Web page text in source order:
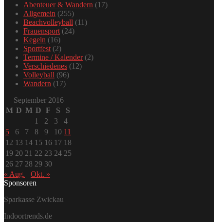
Abenteuer & Wandern (17)
Allgemein (255)
Beachvolleyball (11)
Frauensport (24)
Kegeln (16)
Sportfest (2)
Termine / Kalender(2)
Verschiedenes (12)
Volleyball (96)
Wandern (17)
September 2016
M D M D F S
S
1
2 3
4
5
6 7 8 9 10 11
12 13 14 15 16 17 18
19 20 21 22 23 24 25
26 27 28 29 30
« Aug.
Okt. »
Sponsoren
Sparkasse Zwickau
Indoortrends.de